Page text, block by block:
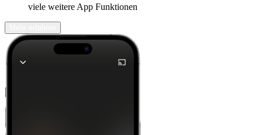
viele weitere App Funktionen